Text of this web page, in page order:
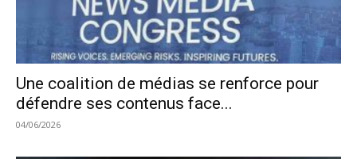
Une coalition de médias se renforce pour
défendre ses contenus face...
04/06/2026